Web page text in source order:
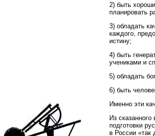
2) быть
планировать
3) обладать
каждого,
истину;
4) быть
учениками и
5) обладать
6) быть
Именно эти
Из
подготовки
в России «так